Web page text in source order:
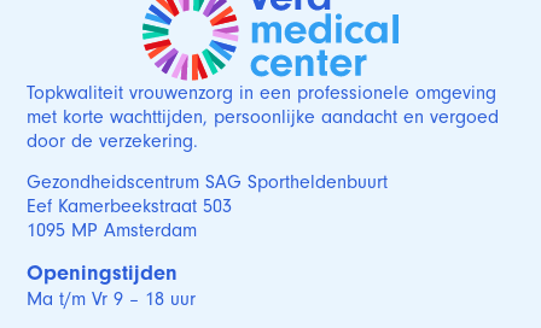
Topkwaliteit vrouwenzorg in een professionele omgeving
met korte wachttijden, persoonlijke aandacht en vergoed
door de verzekering.
Gezondheidscentrum SAG Sportheldenbuurt
Eef Kamerbeekstraat 503
1095 MP Amsterdam
Openingstijden
Ma t/m Vr 9 – 18 uur